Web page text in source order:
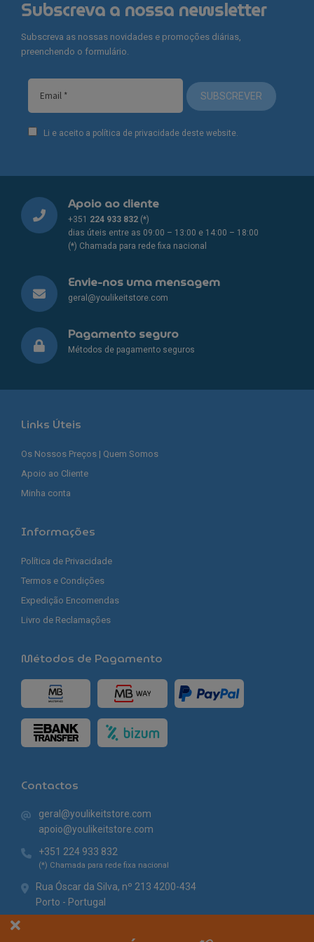
Subscreva a nossa newsletter
Subscreva as nossas novidades e promoções diárias,
preenchendo o formulário.
SUBSCREVER
Li e aceito a política de privacidade deste website.
Apoio ao cliente
+351 224 933 832 (*)
dias úteis entre as 09:00 – 13:00 e 14:00 – 18:00
(*) Chamada para rede fixa nacional
Envie-nos uma mensagem
geral@youlikeitstore.com
Pagamento seguro
Métodos de pagamento seguros
Links Úteis
Os Nossos Preços | Quem Somos
Apoio ao Cliente
Minha conta
Informações
Política de Privacidade
Termos e Condições
Expedição Encomendas
Livro de Reclamações
Métodos de Pagamento
Contactos
geral@youlikeitstore.com
apoio@youlikeitstore.com
+351 224 933 832
(*) Chamada para rede fixa nacional
Rua Óscar da Silva, nº 213 4200-434
Porto - Portugal